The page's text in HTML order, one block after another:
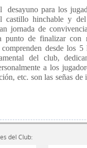
desayuno para los
castillo hinchable y del
jornada de
punto de finalizar con
desde los 5
del club,
a los
etc. son las señas de
del Club: